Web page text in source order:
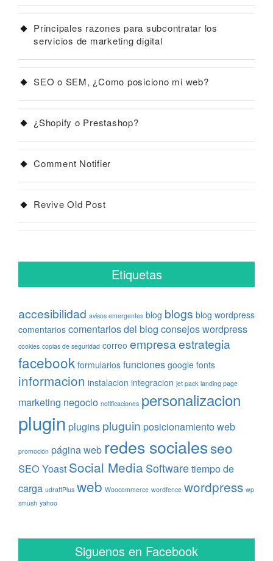
Principales razones para subcontratar los
servicios de marketing digital
SEO o SEM, ¿Como posiciono mi web?
¿Shopify o Prestashop?
Comment Notifier
Revive Old Post
Etiquetas
accesibilidad avisos emergentes blog blogs blog wordpress
comentarios comentarios del blog consejos wordpress
cookies copias de seguridad correo empresaestrategia
facebook formularios funciones google fonts
informacion instalacion integracion jet pack landing page
marketing negocio notificaciones personalizacion
plugin plugins pluguin posicionamiento web
promoción página web redes socialesseo
SEO Yoast Social Media Softwaretiempo de
carga udraftPlus web Woocommerce wordfence wordpress wp
smush yahoo
Siguenos en Facebook